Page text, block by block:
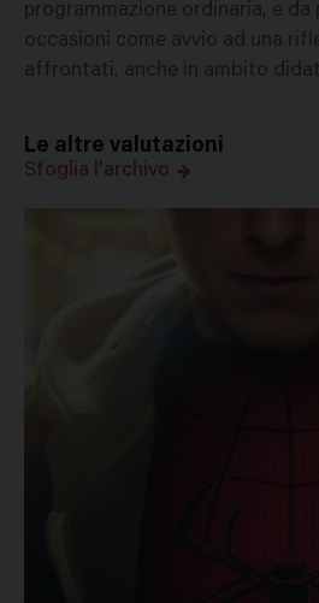
programmazione ordinaria, e da
occasioni come avvio ad una
affrontati, anche in ambito
Le altre valutazioni
Sfoglia l'archivo